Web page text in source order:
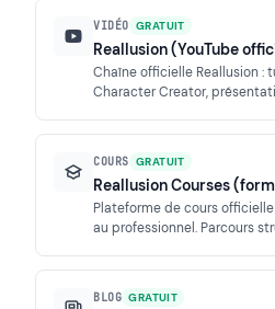
VIDÉO GRATUIT
Reallusion (YouTube
Chaîne officielle Reallusion :
Character Creator,
workflow d'animation
COURS GRATUIT
Reallusion Courses
Plateforme de cours
au professionnel. Parcours
cinématique.
BLOG GRATUIT